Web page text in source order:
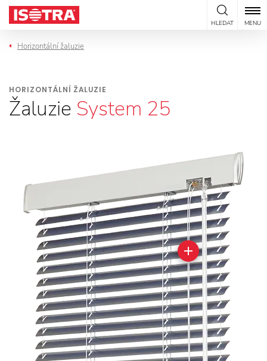
Přeskočit na obsah
HLEDAT MENU
Horizontální žaluzie
HORIZONTÁLNÍ ŽALUZIE
Žaluzie System 25